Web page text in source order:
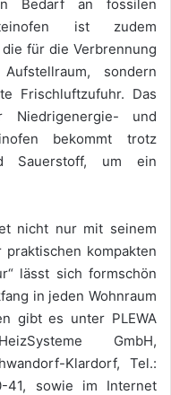
Bedarf an fossilen
ist zudem
für die Verbrennung
sondern
Frischluftzufuhr. Das
und
bekommt trotz
Sauerstoff, um ein
nicht nur mit seinem
kompakten
lässt sich formschön
in jeden Wohnraum
gibt es unter PLEWA
GmbH,
Klardorf, Tel.:
41, sowie im Internet